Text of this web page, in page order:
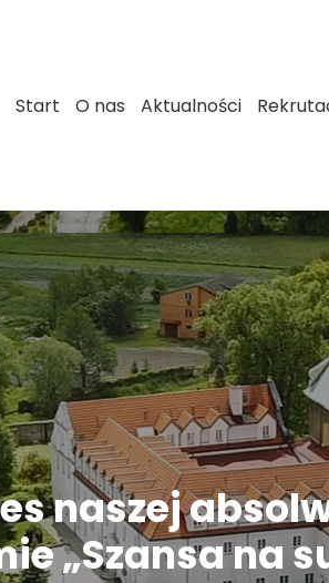
Start O nas Aktualności
naszej
„Szansa na